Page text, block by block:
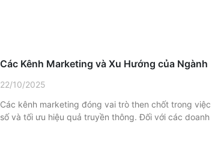
Các Kênh Marketing và Xu Hướng của Ngành
22/10/2025
Các kênh marketing đóng vai trò then chốt trong
số và tối ưu hiệu quả truyền thông. Đối với các